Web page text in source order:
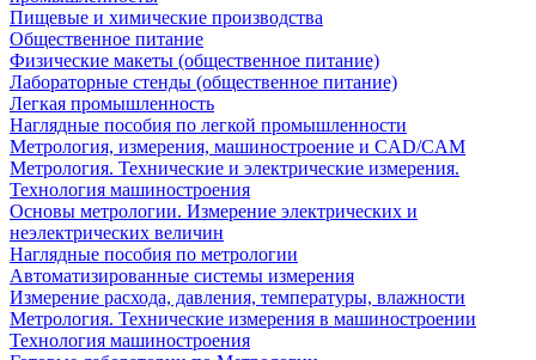
Пищевые и химические производства
Общественное питание
Физические макеты (общественное питание)
Лабораторные стенды (общественное питание)
Легкая промышленность
Наглядные пособия по легкой промышленности
Метрология, измерения, машиностроение и CAD/CAM
Метрология. Технические и электрические измерения.
Технология машиностроения
Основы метрологии. Измерение электрических и
неэлектрических величин
Наглядные пособия по метрологии
Автоматизированные системы измерения
Измерение расхода, давления, температуры, влажности
Метрология. Технические измерения в машиностроении
Технология машиностроения